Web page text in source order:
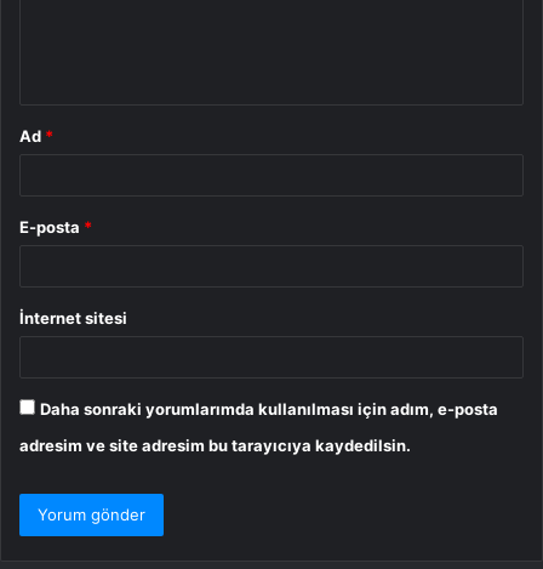
Ad *
E-posta *
İnternet sitesi
Daha sonraki yorumlarımda kullanılması için adım, e-posta
adresim ve site adresim bu tarayıcıya kaydedilsin.